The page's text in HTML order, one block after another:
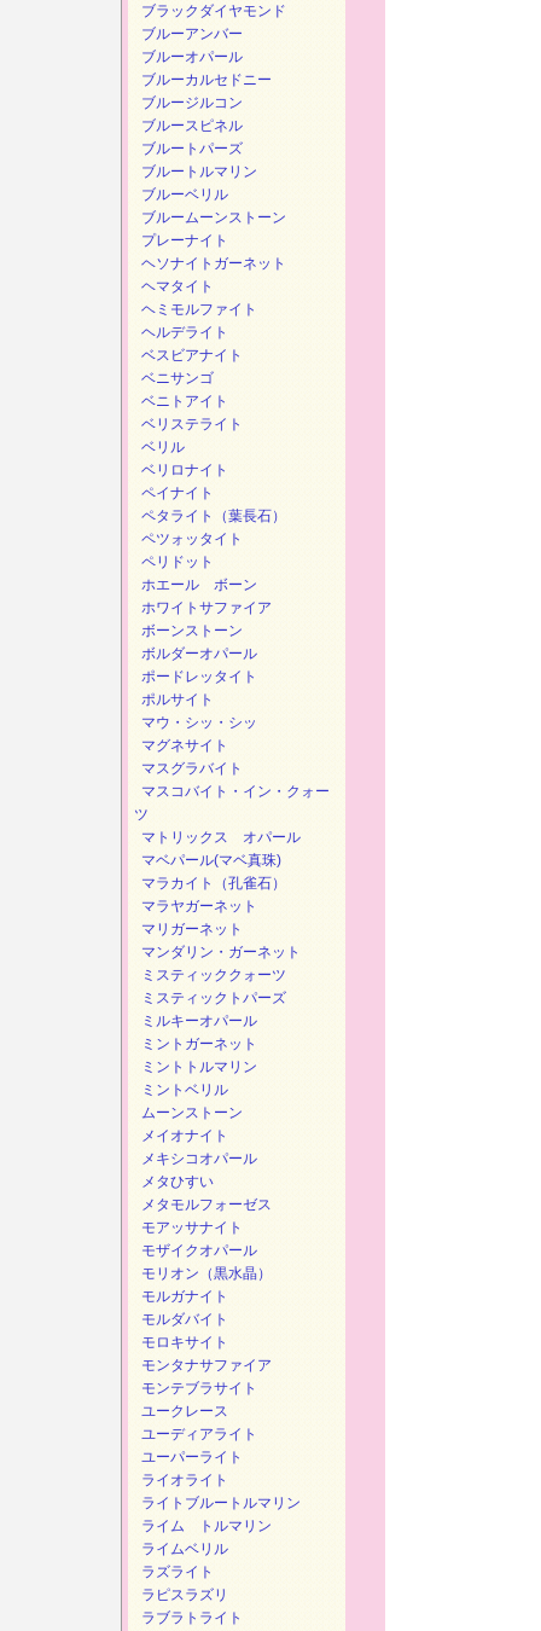
ブラックダイヤモンド
ブルーアンバー
ブルーオパール
ブルーカルセドニー
ブルージルコン
ブルースピネル
ブルートパーズ
ブルートルマリン
ブルーベリル
ブルームーンストーン
プレーナイト
ヘソナイトガーネット
ヘマタイト
ヘミモルファイト
ヘルデライト
ベスビアナイト
ベニサンゴ
ベニトアイト
ベリステライト
ベリル
ベリロナイト
ペイナイト
ペタライト（葉長石）
ペツォッタイト
ペリドット
ホエール ボーン
ホワイトサファイア
ボーンストーン
ボルダーオパール
ポードレッタイト
ポルサイト
マウ・シッ・シッ
マグネサイト
マスグラバイト
マスコバイト・イン・クォー
ツ
マトリックス オパール
マベパール(マベ真珠)
マラカイト（孔雀石）
マラヤガーネット
マリガーネット
マンダリン・ガーネット
ミスティッククォーツ
ミスティックトパーズ
ミルキーオパール
ミントガーネット
ミントトルマリン
ミントベリル
ムーンストーン
メイオナイト
メキシコオパール
メタひすい
メタモルフォーゼス
モアッサナイト
モザイクオパール
モリオン（黒水晶）
モルガナイト
モルダバイト
モロキサイト
モンタナサファイア
モンテブラサイト
ユークレース
ユーディアライト
ユーパーライト
ライオライト
ライトブルートルマリン
ライム トルマリン
ライムベリル
ラズライト
ラピスラズリ
ラブラトライト